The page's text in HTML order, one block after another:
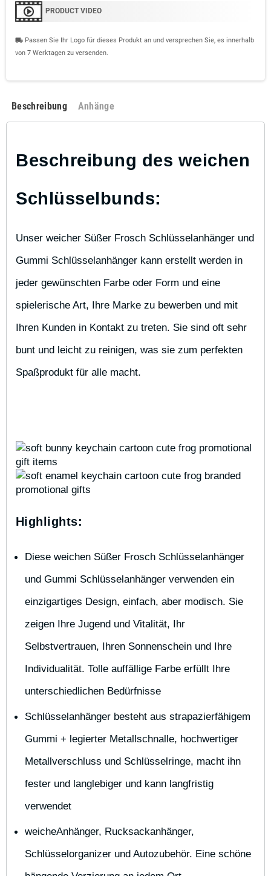
PRODUCT VIDEO
local_shipping Passen Sie Ihr Logo für dieses Produkt an und versprechen Sie, es innerhalb
von 7 Werktagen zu versenden.
Beschreibung Anhänge
Beschreibung des weichen
Schlüsselbunds:
Unser weicher Süßer Frosch Schlüsselanhänger und
Gummi Schlüsselanhänger kann erstellt werden in
jeder gewünschten Farbe oder Form und eine
spielerische Art, Ihre Marke zu bewerben und mit
Ihren Kunden in Kontakt zu treten. Sie sind oft sehr
bunt und leicht zu reinigen, was sie zum perfekten
Spaßprodukt für alle macht.
Highlights:
Diese weichen Süßer Frosch Schlüsselanhänger
und Gummi Schlüsselanhänger verwenden ein
einzigartiges Design, einfach, aber modisch. Sie
zeigen Ihre Jugend und Vitalität, Ihr
Selbstvertrauen, Ihren Sonnenschein und Ihre
Individualität. Tolle auffällige Farbe erfüllt Ihre
unterschiedlichen Bedürfnisse
Schlüsselanhänger besteht aus strapazierfähigem
Gummi + legierter Metallschnalle, hochwertiger
Metallverschluss und Schlüsselringe, macht ihn
fester und langlebiger und kann langfristig
verwendet
weicheAnhänger, Rucksackanhänger,
Schlüsselorganizer und Autozubehör. Eine schöne